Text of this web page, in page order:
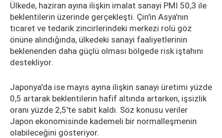
Ülkede, haziran ayına ilişkin imalat sanayi PMI 50,3 ile
beklentilerin üzerinde gerçekleşti. Çin'in Asya'nın
ticaret ve tedarik zincirlerindeki merkezi rolü göz
önüne alındığında, ülkedeki sanayi faaliyetlerinin
beklenenden daha güçlü olması bölgede risk iştahını
destekliyor.
Japonya'da ise mayıs ayına ilişkin sanayi üretimi yüzde
0,5 artarak beklentilerin hafif altında artarken, işsizlik
oranı yüzde 2,5'te sabit kaldı. Söz konusu veriler
Japon ekonomisinde kademeli bir normalleşmenin
olabileceğini gösteriyor.